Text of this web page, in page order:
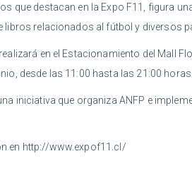
que destacan en la Expo F11, figura
libros relacionados al fútbol y diversos
realizará en el Estacionamiento del Mall
desde las 11:00 hasta las 21:00
iniciativa que organiza ANFP e
en http://www.expof11.cl/